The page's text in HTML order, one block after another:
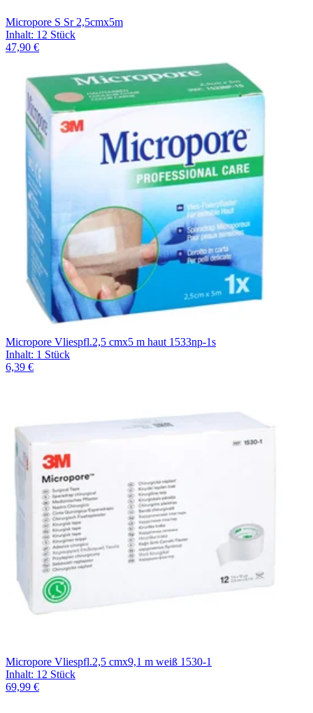
Micropore S Sr 2,5cmx5m
Inhalt: 12 Stück
47,90 €
Micropore Vliespfl.2,5 cmx5 m haut 1533np-1s
Inhalt: 1 Stück
6,39 €
Micropore Vliespfl.2,5 cmx9,1 m weiß 1530-1
Inhalt: 12 Stück
69,99 €